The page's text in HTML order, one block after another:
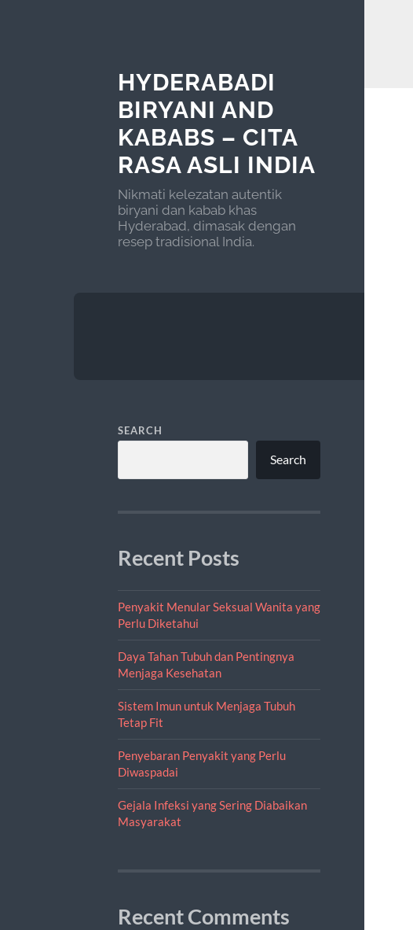
HYDERABADI
BIRYANI AND
KABABS – CITA
RASA ASLI INDIA
Nikmati kelezatan autentik
biryani dan kabab khas
Hyderabad, dimasak dengan
resep tradisional India.
SEARCH
Search
Recent Posts
Penyakit Menular Seksual Wanita yang
Perlu Diketahui
Daya Tahan Tubuh dan Pentingnya
Menjaga Kesehatan
Sistem Imun untuk Menjaga Tubuh
Tetap Fit
Penyebaran Penyakit yang Perlu
Diwaspadai
Gejala Infeksi yang Sering Diabaikan
Masyarakat
Recent Comments